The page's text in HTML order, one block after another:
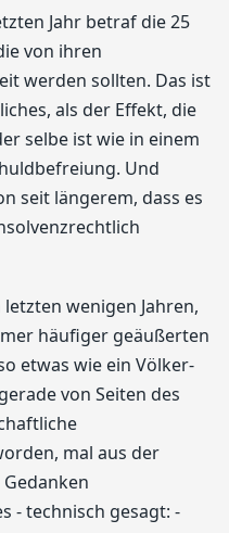
Jahr betraf die 25
von ihren
werden sollten. Das ist
als der Effekt, die
selbe ist wie in einem
Und
seit längerem, dass es
wenigen Jahren,
häufiger geäußerten
etwas wie ein Völker-
von Seiten des
mal aus der
- technisch gesagt: -